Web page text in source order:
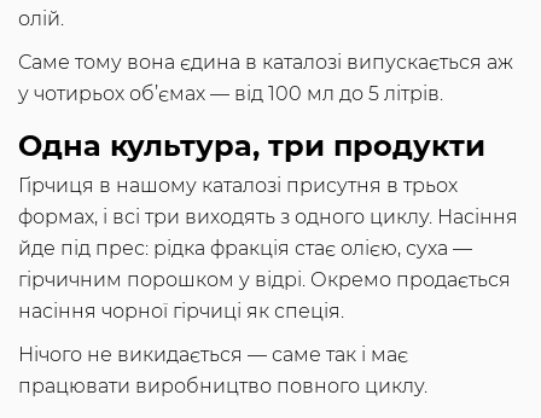
олій.
Саме тому вона єдина в каталозі випускається аж
у чотирьох об’ємах — від 100 мл до 5 літрів.
Одна культура, три продукти
Гірчиця в нашому каталозі присутня в трьох
формах, і всі три виходять з одного циклу. Насіння
йде під прес: рідка фракція стає олією, суха —
гірчичним порошком у відрі. Окремо продається
насіння чорної гірчиці як спеція.
Нічого не викидається — саме так і має
працювати виробництво повного циклу.